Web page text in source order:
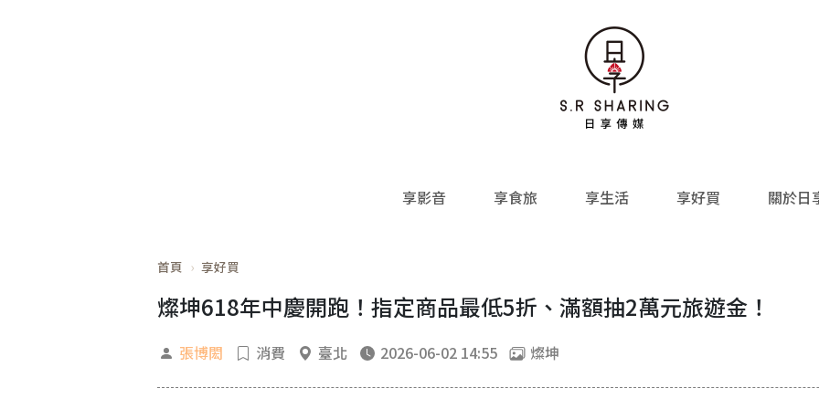
享影音 享食旅 享生活 享好買 關於日
首頁 享好買
燦坤618年中慶開跑！指定商品最低5折、滿額抽2萬元旅遊金！
張博閎 消費 臺北 2026-06-02 14:55 燦坤